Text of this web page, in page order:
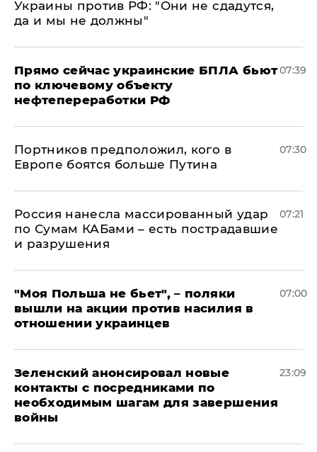
Украины против РФ: "Они не сдадутся,
да и мы не должны"
Прямо сейчас украинские БПЛА бьют
по ключевому объекту
нефтепереработки РФ
07:39
Портников предположил, кого в
Европе боятся больше Путина
07:30
Россия нанесла массированный удар
по Сумам КАБами – есть пострадавшие
и разрушения
07:21
"Моя Польша не бьет", – поляки
вышли на акции против насилия в
отношении украинцев
07:00
Зеленский анонсировал новые
контакты с посредниками по
необходимым шагам для завершения
войны
23:09